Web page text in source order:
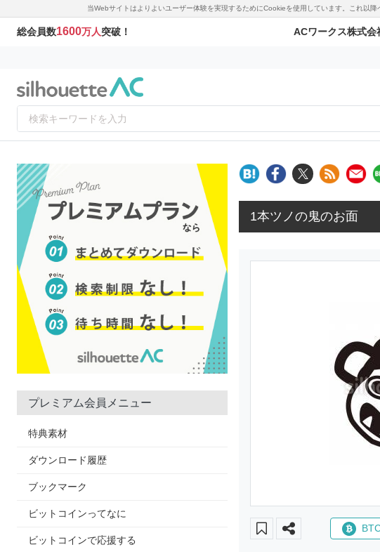
当Webサイトはよりよいユーザー体験を実現するためにCookieを使用しています。これ以
総会員数1600万人突破！ ACワークス株式会
プレミアム会員メニュー
特典素材
ダウンロード履歴
ブックマーク
ビットコインってなに
ビットコインで応援する
1本ツノの鬼のお面